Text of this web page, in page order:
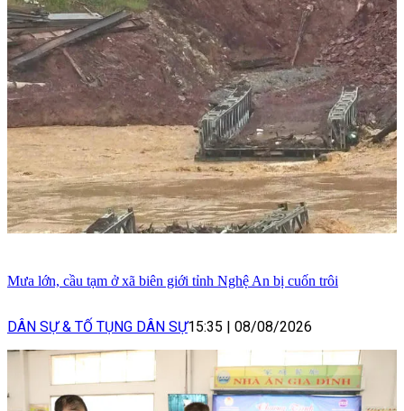
Mưa lớn, cầu tạm ở xã biên giới tỉnh Nghệ An bị cuốn trôi
DÂN SỰ & TỐ TỤNG DÂN SỰ15:35 08/08/2026